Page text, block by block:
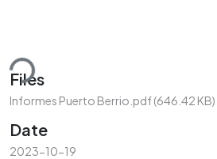
Files
Informes Puerto Berrio.pdf(646.42 KB)
Date
2023-10-19